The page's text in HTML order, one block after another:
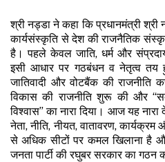
श्री नड्डा ने कहा कि प्रधानमंत्री श्री
कार्यसंस्कृति से देश की राजनैतिक
है। पहले केवल जाति, धर्म और
इसी आधार पर गठबंधन व नेतृत्व
जातिवादी और वोटबैंक की
विकास की राजनीति शुरू की और
विश्वास” का नारा दिया। आज यह
नेता, नीति, नीयत, वातावरण,
से अधिक सीटों पर कमल खिलाना है
जनता पार्टी की रघुबर सरकार का गठन